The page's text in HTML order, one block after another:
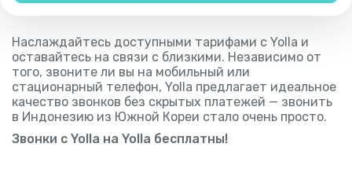
Наслаждайтесь доступными тарифами с Yolla и
оставайтесь на связи с близкими. Независимо от
того, звоните ли вы на мобильный или
стационарный телефон, Yolla предлагает идеальное
качество звонков без скрытых платежей — звонить
в Индонезию из Южной Кореи стало очень просто.
Звонки с Yolla на Yolla бесплатны!